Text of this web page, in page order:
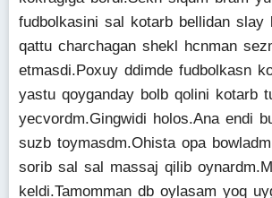
fudbolkasini sal kotarb bellidan slay
qattu charchagan shekl hcnman
etmasdi.Poxuy ddimde fudbolkasn
yastu qoyganday bolb qolini kotarb
yecvordm.Gingwidi holos.Ana endi
suzb toymasdm.Ohista opa
sorib sal sal massaj qilib
keldi.Tamomman db oylasam yoq